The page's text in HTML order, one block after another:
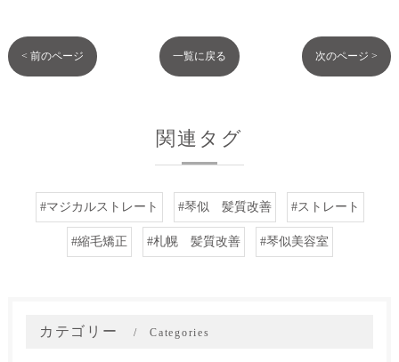
< 前のページ 一覧に戻る 次のページ >
関連タグ
#マジカルストレート #琴似 髪質改善 #ストレート
#縮毛矯正 #札幌 髪質改善 #琴似美容室
カテゴリー Categories